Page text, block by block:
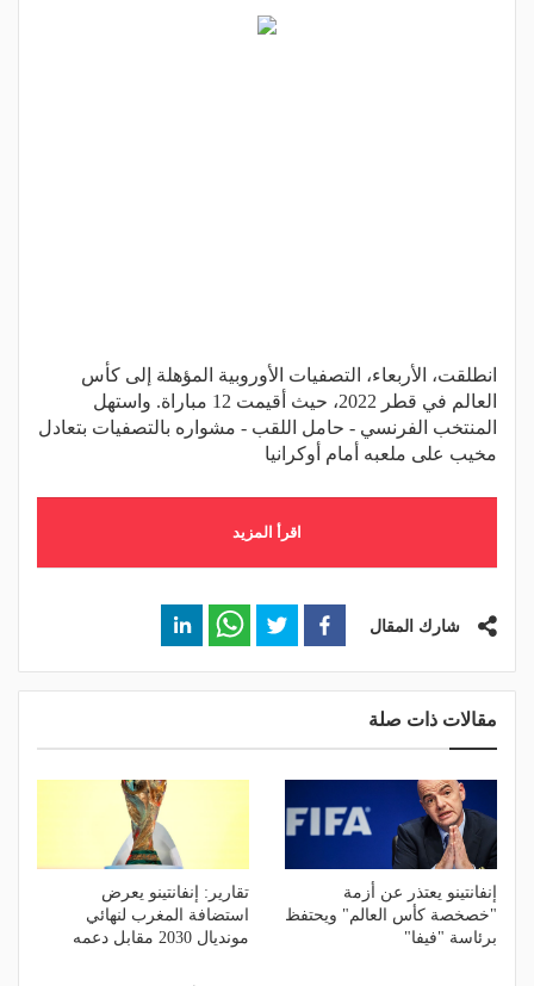
انطلقت، الأربعاء، التصفيات الأوروبية المؤهلة إلى كأس
العالم في قطر 2022، حيث أقيمت 12 مباراة. واستهل
المنتخب الفرنسي - حامل اللقب - مشواره بالتصفيات بتعادل
مخيب على ملعبه أمام أوكرانيا
اقرأ المزيد
شارك المقال
مقالات ذات صلة
إنفانتينو يعتذر عن أزمة
"خصخصة كأس العالم" ويحتفظ
برئاسة "فيفا"
تقارير: إنفانتينو يعرض
استضافة المغرب لنهائي
مونديال 2030 مقابل دعمه